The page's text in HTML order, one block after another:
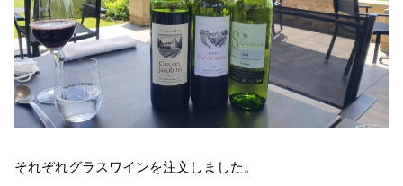
それぞれグラスワインを注文しました。